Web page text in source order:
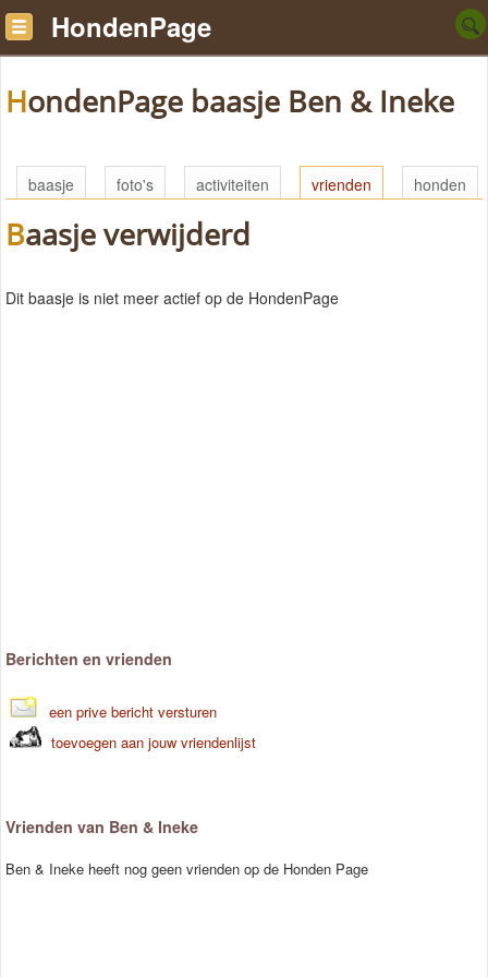
HondenPage
HondenPage baasje Ben & Ineke
baasje foto's activiteiten vrienden honden
Baasje verwijderd
Dit baasje is niet meer actief op de HondenPage
Berichten en vrienden
een prive bericht versturen
toevoegen aan jouw vriendenlijst
Vrienden van Ben & Ineke
Ben & Ineke heeft nog geen vrienden op de Honden Page